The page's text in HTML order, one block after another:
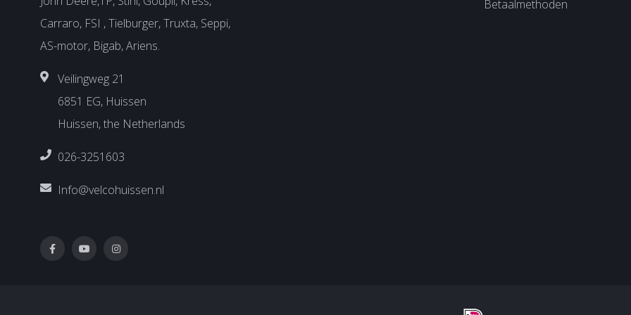
Carraro, FSI , Tielburger, Truxta, Seppi,
AS-motor, Bigab, Ariens.
Veilingweg 21
6851 EG, Huissen
Huissen, the Netherlands
026-3251603
Info@velcohuissen.nl
Betaalmethoden